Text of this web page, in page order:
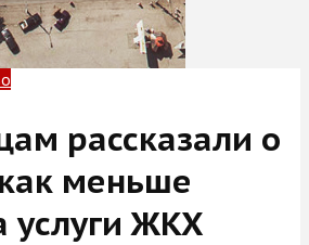
рассказали о
меньше
услуги ЖКХ